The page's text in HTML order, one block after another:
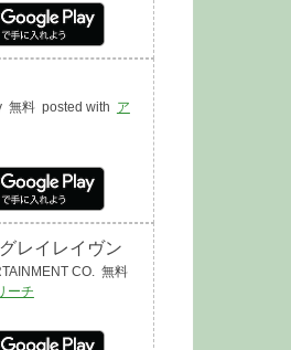
無料 posted with ア
レイレイヴン
CO.
無料
ーチ